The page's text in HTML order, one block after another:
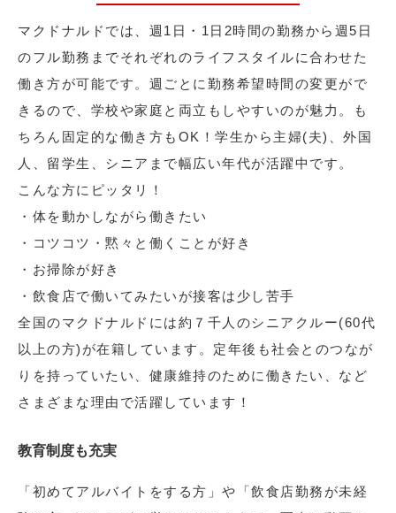
マクドナルドでは、週1日・1日2時間の勤務から週5日
のフル勤務までそれぞれのライフスタイルに合わせた
働き方が可能です。週ごとに勤務希望時間の変更がで
きるので、学校や家庭と両立もしやすいのが魅力。も
ちろん固定的な働き方もOK！学生から主婦(夫)、外国
人、留学生、シニアまで幅広い年代が活躍中です。
こんな方にピッタリ！
・体を動かしながら働きたい
・コツコツ・黙々と働くことが好き
・お掃除が好き
・飲食店で働いてみたいが接客は少し苦手
全国のマクドナルドには約７千人のシニアクルー(60代
以上の方)が在籍しています。定年後も社会とのつなが
りを持っていたい、健康維持のために働きたい、など
さまざまな理由で活躍しています！
教育制度も充実
「初めてアルバイトをする方」や「飲食店勤務が未経